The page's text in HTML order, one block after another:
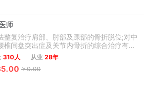
师
整复治疗肩部、肘部及踝部的骨折脱位;对中
椎间盘突出症及关节内骨折的综合治疗有的
310人 从业 28年
￥0.00